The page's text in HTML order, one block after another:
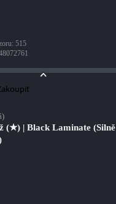
: 515
(★) | Black Laminate (Silně